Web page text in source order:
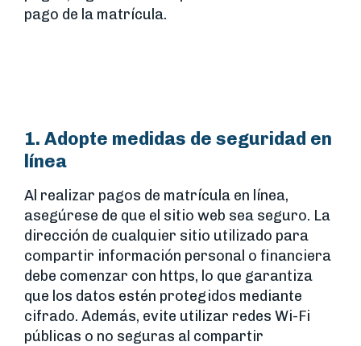
pago de la matrícula.
1. Adopte medidas de seguridad en
línea
Al realizar pagos de matrícula en línea,
asegúrese de que el sitio web sea seguro. La
dirección de cualquier sitio utilizado para
compartir información personal o financiera
debe comenzar con https, lo que garantiza
que los datos estén protegidos mediante
cifrado. Además, evite utilizar redes Wi-Fi
públicas o no seguras al compartir